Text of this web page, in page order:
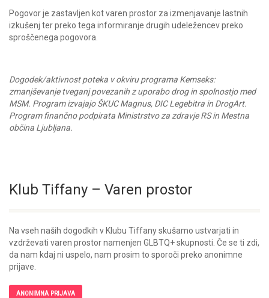
Pogovor je zastavljen kot varen prostor za izmenjavanje lastnih
izkušenj ter preko tega informiranje drugih udeležencev preko
sproščenega pogovora.
Dogodek/aktivnost poteka v okviru programa Kemseks:
zmanjševanje tveganj povezanih z uporabo drog in spolnostjo med
MSM. Program izvajajoŠKUC Magnus, DICLegebitra in DrogArt.
Program finančno podpirata Ministrstvo za zdravje RS in Mestna
občina Ljubljana.
Klub Tiffany – Varen prostor
Na vseh naših dogodkih v Klubu Tiffany skušamo ustvarjati in
vzdrževati varen prostor namenjen GLBTQ+ skupnosti. Če se ti zdi,
da nam kdaj ni uspelo, nam prosim to sporoči preko anonimne
prijave.
ANONIMNA PRIJAVA